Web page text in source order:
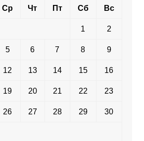
Ср Чт Пт Сб Вс
1 2
5 6 7 8 9
12 13 14 15 16
19 20 21 22 23
26 27 28 29 30